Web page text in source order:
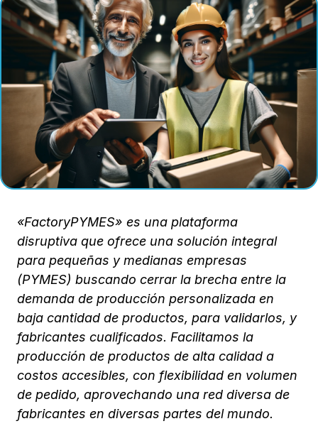
«FactoryPYMES» es una plataforma
disruptiva que ofrece una solución integral
para pequeñas y medianas empresas
(PYMES) buscando cerrar la brecha entre la
demanda de producción personalizada en
baja cantidad de productos, para validarlos, y
fabricantes cualificados. Facilitamos la
producción de productos de alta calidad a
costos accesibles, con flexibilidad en volumen
de pedido, aprovechando una red diversa de
fabricantes en diversas partes del mundo.